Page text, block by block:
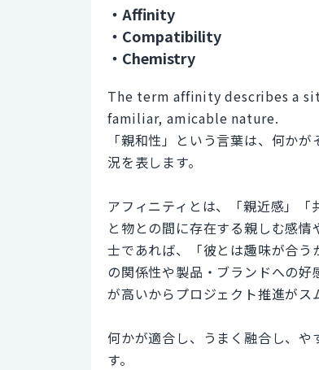
・Affinity
・Compatibility
・Chemistry
The term affinity describes a
familiar, amicable nature.
「親和性」という言葉は、何か
況を表します。
アフィニティとは、「親近感」
と物との間に存在する親しむ感
士であれば、「彼とは趣味が合う
の関係性や製品・ブランドへの
が高いからプロジェクト推進がス
何かが適合し、うまく融合し、
す。